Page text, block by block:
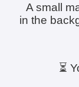
A small
in the
⏳